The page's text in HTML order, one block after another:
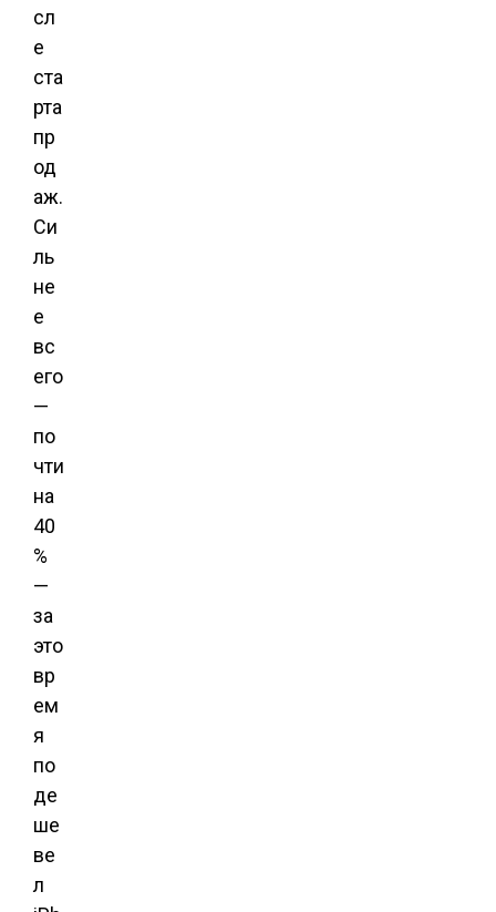
сл
е
ста
рта
пр
од
аж.
Си
ль
не
е
вс
его
—
по
чти
на
40
%
—
за
это
вр
ем
я
по
де
ше
ве
л